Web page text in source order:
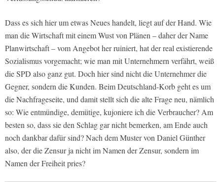
Dass es sich hier um etwas Neues handelt, liegt auf der Hand. Wie
man die Wirtschaft mit einem Wust von Plänen – daher der Name
Planwirtschaft – vom Angebot her ruiniert, hat der real existierende
Sozialismus vorgemacht; wie man mit Unternehmern verfährt, weiß
die SPD also ganz gut. Doch hier sind nicht die Unternehmer die
Gegner, sondern die Kunden. Beim Deutschland-Korb geht es um
die Nachfrageseite, und damit stellt sich die alte Frage neu, nämlich
so: Wie entmündige, demütige, kujoniere ich die Verbraucher? Am
besten so, dass sie den Schlag gar nicht bemerken, am Ende auch
noch dankbar dafür sind? Nach dem Muster von Daniel Günther
also, der die Zensur ja nicht im Namen der Zensur, sondern im
Namen der Freiheit pries?